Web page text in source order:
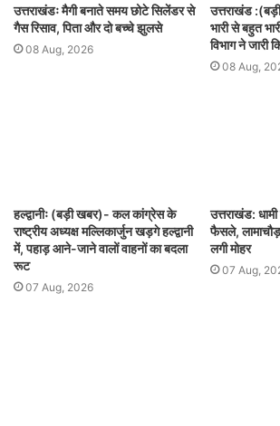
उत्तराखंडः मैगी बनाते समय छोटे सिलेंडर से
गैस रिसाव, पिता और दो बच्चे झुलसे
08 Aug, 2026
उत्तराखंड
भारी से बहुत
विभाग ने जारी
08 Aug,
हल्द्वानीः (बड़ी खबर)- कल कांग्रेस के
राष्ट्रीय अध्यक्ष मल्लिकार्जुन खड़गे हल्द्वानी
में, पहाड़ आने-जाने वालों वाहनों का बदला
रूट
07 Aug, 2026
उत्तराखंड:
फैसले, लामाचौड़
लगी मोहर
07 Aug,